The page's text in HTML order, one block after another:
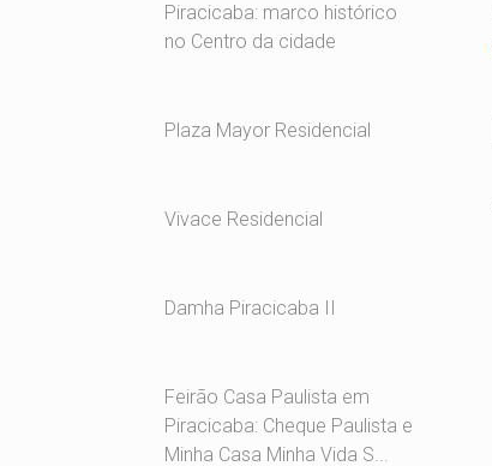
Piracicaba: marco histórico
no Centro da cidade
Plaza Mayor Residencial
Vivace Residencial
Damha Piracicaba II
Feirão Casa Paulista em
Piracicaba: Cheque Paulista e
Minha Casa Minha Vida S...